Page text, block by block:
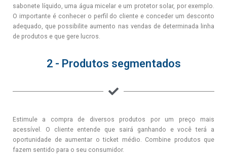
sabonete líquido, uma água micelar e um protetor solar, por exemplo.
O importante é conhecer o perfil do cliente e conceder um desconto
adequado, que possibilite aumento nas vendas de determinada linha
de produtos e que gere lucros.
2 - Produtos segmentados
Estimule a compra de diversos produtos por um preço mais
acessível. O cliente entende que sairá ganhando e você terá a
oportunidade de aumentar o ticket médio. Combine produtos que
fazem sentido para o seu consumidor.